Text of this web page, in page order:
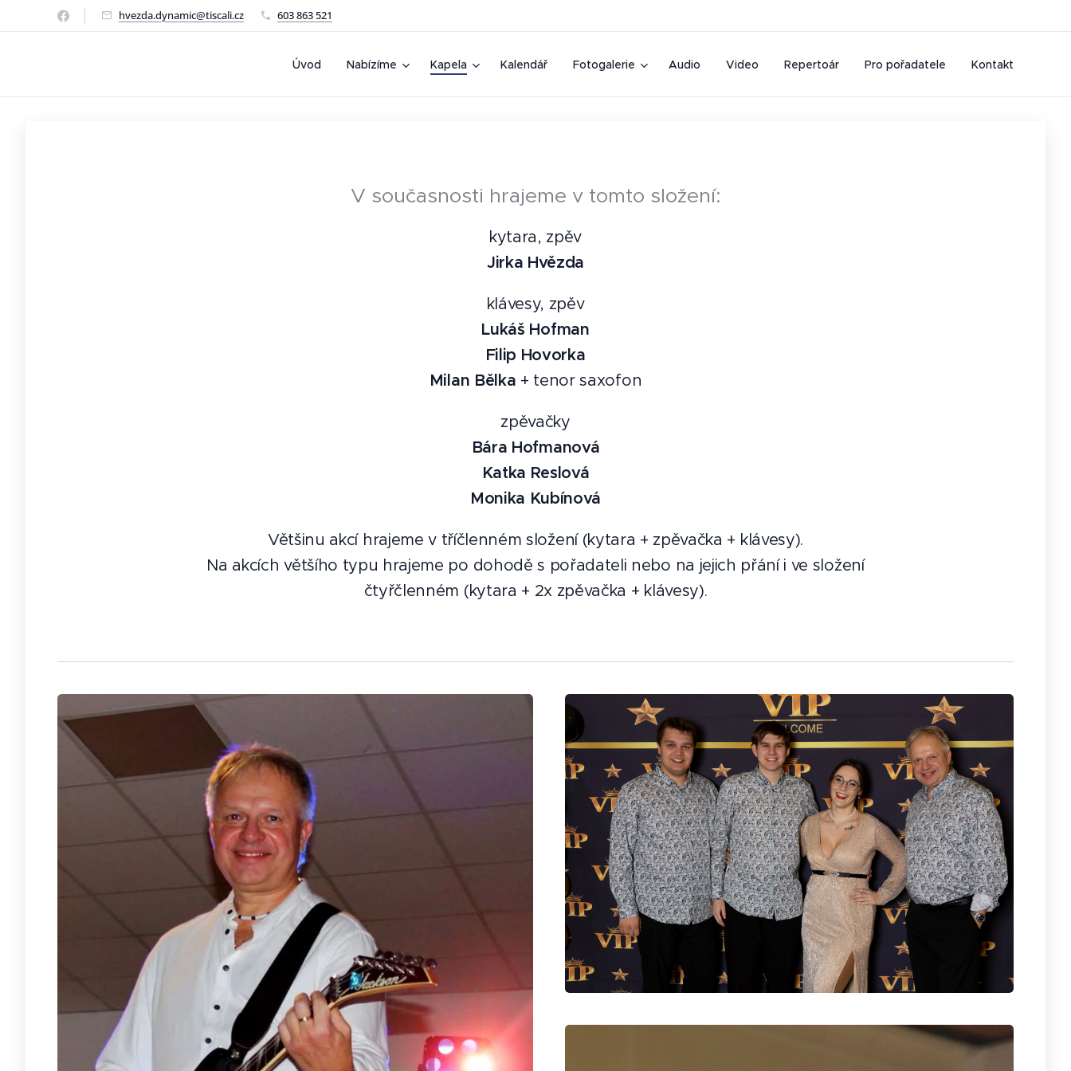
hvezda.dynamic@tiscali.cz 603 863 521
Úvod Nabízíme Kapela Kalendář Fotogalerie Audio Video Repertoár Pro pořadatele Kontakt
V současnosti hrajeme v tomto složení:
kytara, zpěv
Jirka Hvězda
klávesy, zpěv
Lukáš Hofman
Filip Hovorka
Milan Bělka + tenor saxofon
zpěvačky
Bára Hofmanová
Katka Reslová
Monika Kubínová
Většinu akcí hrajeme v tříčlenném složení (kytara + zpěvačka + klávesy).
Na akcích většího typu hrajeme po dohodě s pořadateli nebo na jejich přání i ve složení
čtyřčlenném (kytara + 2x zpěvačka + klávesy).